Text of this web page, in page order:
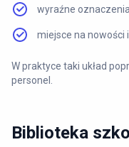
wyraźne
miejsce na nowości i
W praktyce taki układ
personel.
Biblioteka